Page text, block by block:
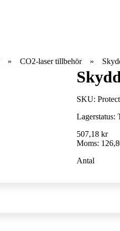
CO2-laser tillbehör
SKU:
Lagerstatus:
507,18 kr
Moms:
Antal